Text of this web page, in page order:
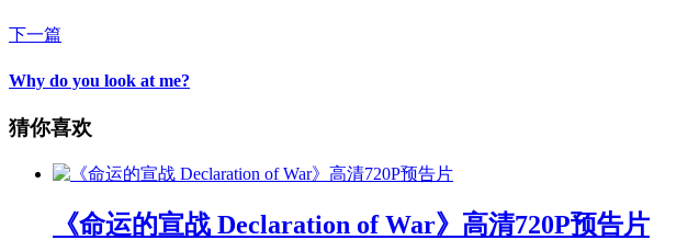
下一篇
Why do you look at me?
猜你喜欢
《命运的宣战 Declaration of War》高清720P预告片